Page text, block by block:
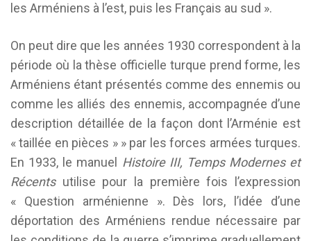
les Arméniens à l’est, puis les Français au sud ».
On peut dire que les années 1930 correspondent à la
période où la thèse officielle turque prend forme, les
Arméniens étant présentés comme des ennemis ou
comme les alliés des ennemis, accompagnée d’une
description détaillée de la façon dont l’Arménie est
« taillée en pièces » » par les forces armées turques.
En 1933, le manuel
Histoire III, Temps Modernes et
Récentsutilise pour la première fois l’expression
« Question arménienne ». Dès lors, l’idée d’une
déportation des Arméniens rendue nécessaire par